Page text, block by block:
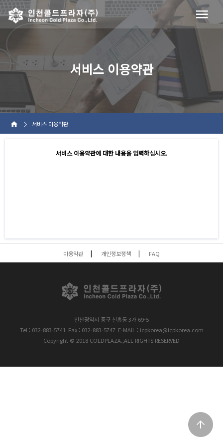
서비스 이용약관
서비스 이용약관
서비스 이용약관에 대한 내용을 입력하십시오.
이용약관 개인정보정책 FAQ
인천광역시 중구 신흥동 3가 69-5
Tel : 032-883-5741 Fax : 032-883-5747 E-MAIL : icpkorea@icpkorea.com
Copyright © 2018 COLDPLAZA.,ALL RIGHTS RESERVED